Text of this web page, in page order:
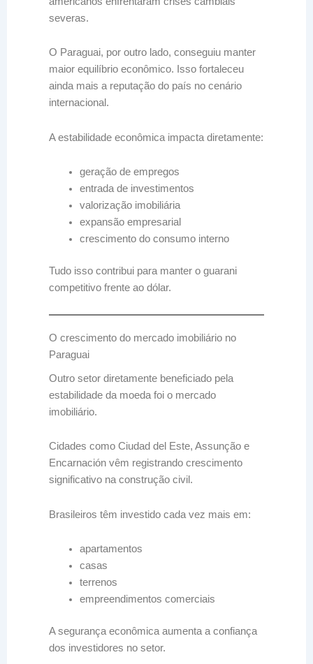
severas.
O Paraguai, por outro lado, conseguiu manter
maior equilíbrio econômico. Isso fortaleceu
ainda mais a reputação do país no cenário
internacional.
A estabilidade econômica impacta diretamente:
geração de empregos
entrada de investimentos
valorização imobiliária
expansão empresarial
crescimento do consumo interno
Tudo isso contribui para manter o guarani
competitivo frente ao dólar.
O crescimento do mercado imobiliário no
Paraguai
Outro setor diretamente beneficiado pela
estabilidade da moeda foi o mercado
imobiliário.
Cidades como Ciudad del Este, Assunção e
Encarnación vêm registrando crescimento
significativo na construção civil.
Brasileiros têm investido cada vez mais em:
apartamentos
casas
terrenos
empreendimentos comerciais
A segurança econômica aumenta a confiança
dos investidores no setor.